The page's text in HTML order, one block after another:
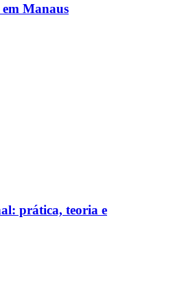
Manaus
prática, teoria e